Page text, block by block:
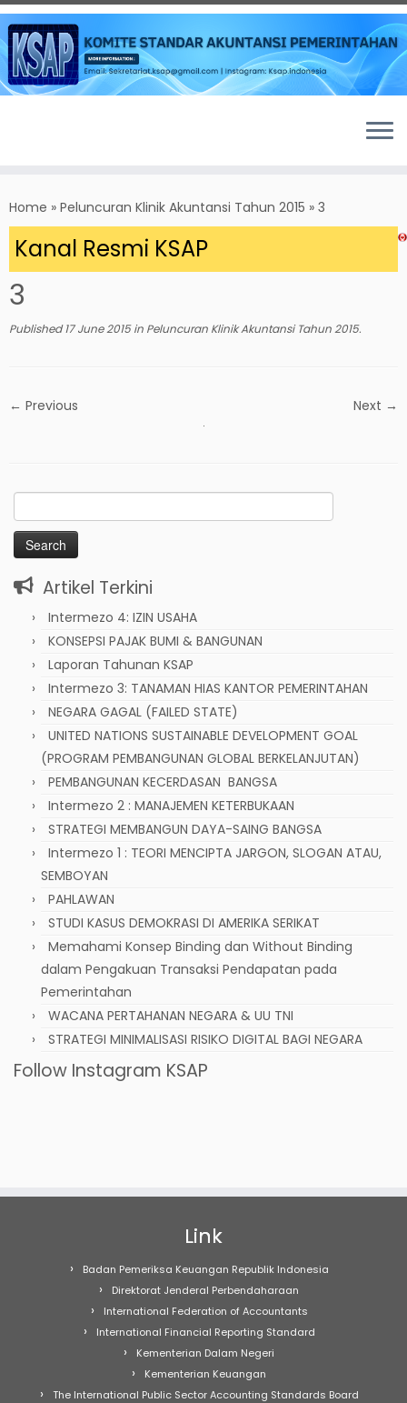
to
content
Home » Peluncuran Klinik Akuntansi Tahun 2015 » 3
Resmi KSAP
3
Published 17 June 2015in Peluncuran Klinik Akuntansi Tahun 2015.
← Previous Next →
Search
for:
Artikel Terkini
Intermezo 4: IZIN USAHA
KONSEPSI PAJAK BUMI & BANGUNAN
Laporan Tahunan KSAP
Intermezo 3: TANAMAN HIAS KANTOR PEMERINTAHAN
NEGARA GAGAL (FAILED STATE)
UNITED NATIONS SUSTAINABLE DEVELOPMENT GOAL
(PROGRAM PEMBANGUNAN GLOBAL BERKELANJUTAN)
PEMBANGUNAN KECERDASAN BANGSA
Intermezo 2 : MANAJEMEN KETERBUKAAN
STRATEGI MEMBANGUN DAYA-SAING BANGSA
Intermezo 1 : TEORI MENCIPTA JARGON, SLOGAN ATAU,
SEMBOYAN
PAHLAWAN
STUDI KASUS DEMOKRASI DI AMERIKA SERIKAT
Memahami Konsep Binding dan Without Binding
dalam Pengakuan Transaksi Pendapatan pada
Pemerintahan
WACANA PERTAHANAN NEGARA & UU TNI
STRATEGI MINIMALISASI RISIKO DIGITAL BAGI NEGARA
Follow Instagram KSAP
Link
Badan Pemeriksa Keuangan Republik Indonesia
Direktorat Jenderal Perbendaharaan
International Federation of Accountants
International Financial Reporting Standard
Kementerian Dalam Negeri
Kementerian Keuangan
The International Public Sector Accounting Standards Board